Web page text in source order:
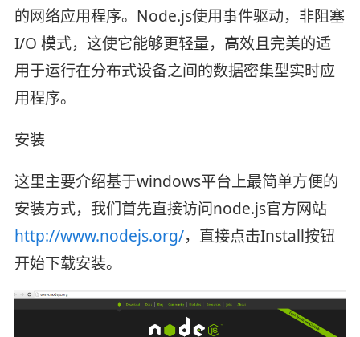
的网络应用程序。Node.js使用事件驱动，非阻塞
I/O 模式，这使它能够更轻量，高效且完美的适
用于运行在分布式设备之间的数据密集型实时应
用程序。
安装
这里主要介绍基于windows平台上最简单方便的
安装方式，我们首先直接访问node.js官方网站
http://www.nodejs.org/，直接点击Install按钮
开始下载安装。